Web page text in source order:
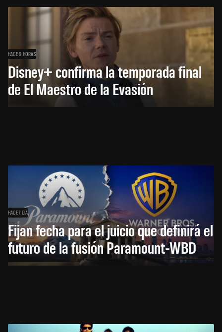
HACE 9 HORAS
Disney+ confirma la temporada final
de El Maestro de la Evasión
HACE 1 DÍA
Fijan fecha para el juicio que definirá el
futuro de la fusión Paramount-WBD